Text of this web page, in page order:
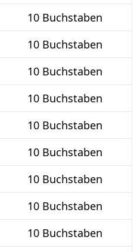
10 Buchstaben
10 Buchstaben
10 Buchstaben
10 Buchstaben
10 Buchstaben
10 Buchstaben
10 Buchstaben
10 Buchstaben
10 Buchstaben